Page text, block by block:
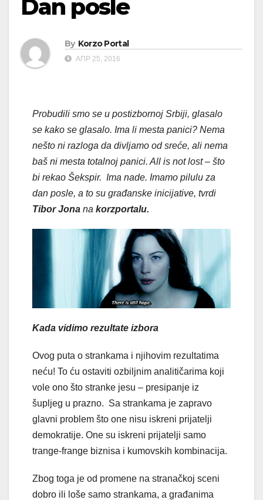
Dan posle
By Korzo Portal
АПР 25, 2016
Probudili smo se u postizbornoj Srbiji, glasalo
se kako se glasalo. Ima li mesta panici? Nema
nešto ni razloga da divljamo od sreće, ali nema
baš ni mesta totalnoj panici. All is not lost – što
bi rekao Šekspir. Ima nade. Imamo pilulu za
dan posle, a to su građanske inicijative, tvrdi
Tibor Jona na korzportalu.
Kada vidimo rezultate izbora
Ovog puta o strankama i njihovim rezultatima
neću! To ću ostaviti ozbiljnim analitičarima koji
vole ono što stranke jesu – presipanje iz
šupljeg u prazno. Sa strankama je zapravo
glavni problem što one nisu iskreni prijatelji
demokratije. One su iskreni prijatelji samo
trange-frange biznisa i kumovskih kombinacija.
Zbog toga je od promene na stranačkoj sceni
dobro ili loše samo strankama, a građanima